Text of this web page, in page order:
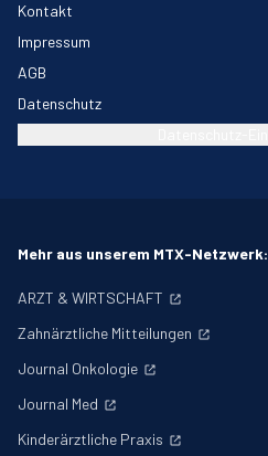
Kontakt
Impressum
AGB
Datenschutz
Mehr aus unserem MTX-Netzwerk:
ARZT & WIRTSCHAFT
Zahnärztliche Mitteilungen
Journal Onkologie
Journal Med
Kinderärztliche Praxis